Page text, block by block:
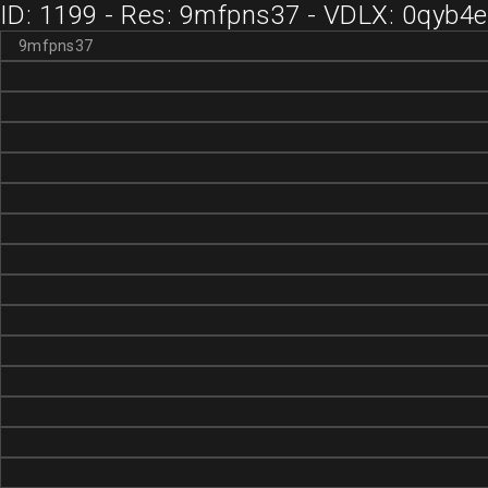
ID: 1199 - Res: 9mfpns37 - VDLX: